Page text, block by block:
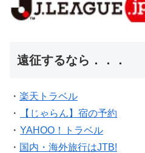
遠征するなら．．．
・ 楽天トラベル
・
【じゃらん】宿の予約
・ YAHOO！トラベル
・ 国内・海外旅行はJTB!